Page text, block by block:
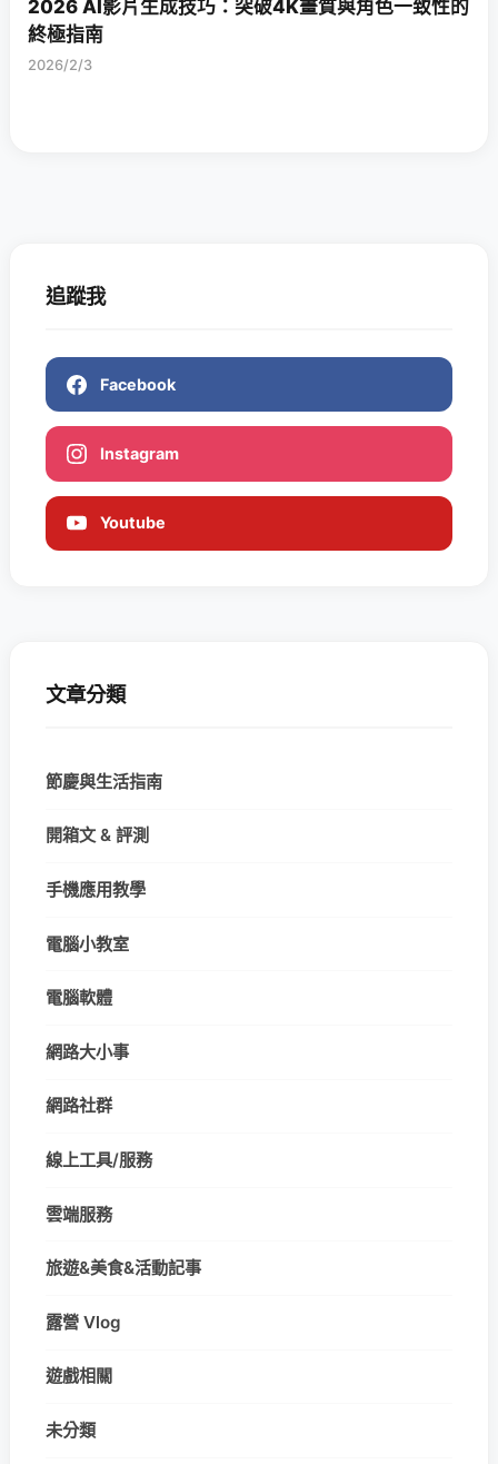
2026 AI影片生成技巧：突破4K畫質與角色一致性的
終極指南
2026/2/3
追蹤我
Facebook
Instagram
Youtube
文章分類
節慶與生活指南
開箱文 & 評測
手機應用教學
電腦小教室
電腦軟體
網路大小事
網路社群
線上工具/服務
雲端服務
旅遊&美食&活動記事
露營 Vlog
遊戲相關
未分類